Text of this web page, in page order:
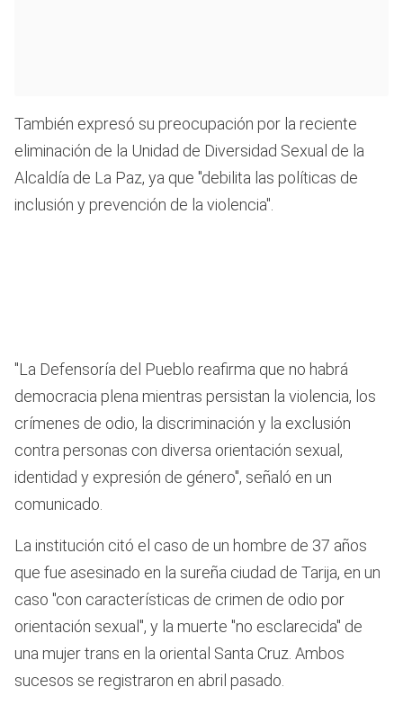
También expresó su preocupación por la reciente
eliminación de la Unidad de Diversidad Sexual de la
Alcaldía de La Paz, ya que "debilita las políticas de
inclusión y prevención de la violencia".
"La Defensoría del Pueblo reafirma que no habrá
democracia plena mientras persistan la violencia, los
crímenes de odio, la discriminación y la exclusión
contra personas con diversa orientación sexual,
identidad y expresión de género", señaló en un
comunicado.
La institución citó el caso de un hombre de 37 años
que fue asesinado en la sureña ciudad de Tarija, en un
caso "con características de crimen de odio por
orientación sexual", y la muerte "no esclarecida" de
una mujer trans en la oriental Santa Cruz. Ambos
sucesos se registraron en abril pasado.